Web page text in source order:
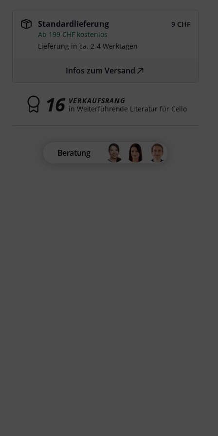
Standardlieferung
9 CHF
Ab 199 CHF kostenlos
Lieferung in ca. 2-4 Werktagen
Infos zum Versand
16 VERKAUFSRANG
in Weiterführende Literatur für Cello
Beratung